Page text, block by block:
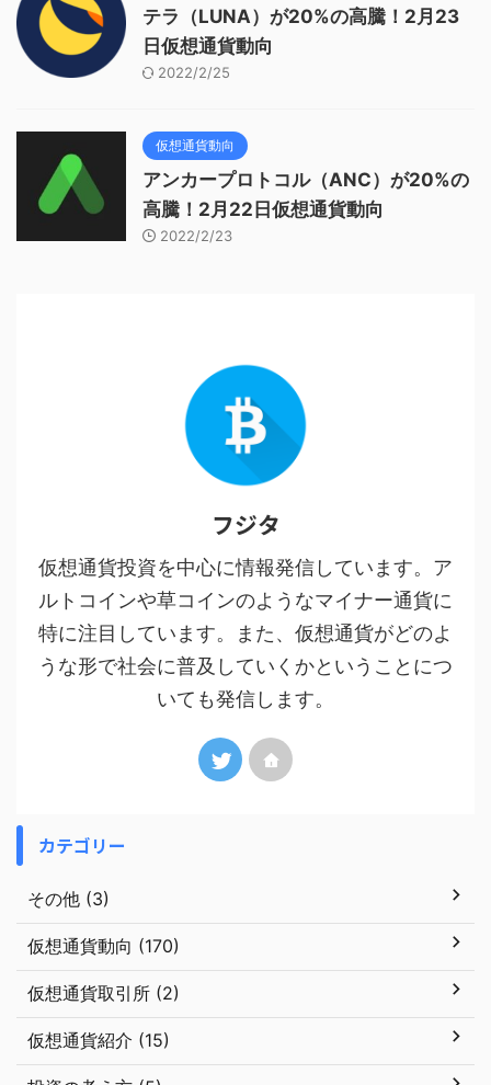
テラ（LUNA）が20%の高騰！2月23
日仮想通貨動向
2022/2/25
仮想通貨動向
アンカープロトコル（ANC）が20%の
高騰！2月22日仮想通貨動向
2022/2/23
フジタ
仮想通貨投資を中心に情報発信しています。ア
ルトコインや草コインのようなマイナー通貨に
特に注目しています。また、仮想通貨がどのよ
うな形で社会に普及していくかということにつ
いても発信します。
カテゴリー
その他 (3)
仮想通貨動向 (170)
仮想通貨取引所 (2)
仮想通貨紹介 (15)